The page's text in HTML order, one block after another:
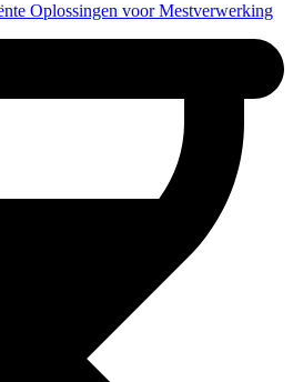
Oplossingen voor Mestverwerking